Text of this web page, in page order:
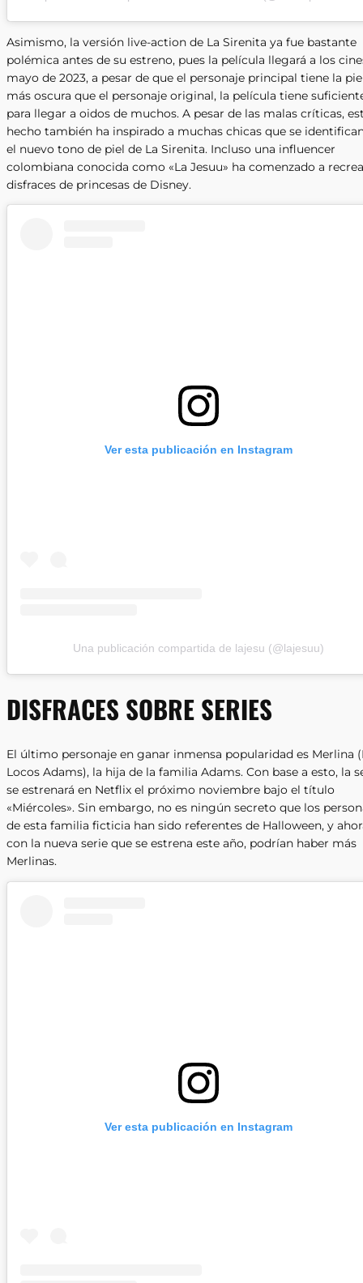
Asimismo, la versión live-action de La Sirenita ya fue bastante
polémica antes de su estreno, pues la película llegará a los
mayo de 2023, a pesar de que el personaje principal tiene la
más oscura que el personaje original, la película tiene
para llegar a oidos de muchos. A pesar de las malas críticas,
hecho también ha inspirado a muchas chicas que se
el nuevo tono de piel de La Sirenita. Incluso una influencer
colombiana conocida como «La Jesuu» ha comenzado a
disfraces de princesas de Disney.
Ver esta publicación en Instagram
Una publicación compartida de lajesu (@lajesuu)
DISFRACES SOBRE SERIES
El último personaje en ganar inmensa popularidad es Merlina
Locos Adams), la hija de la familia Adams. Con base a esto, la
se estrenará en Netflix el próximo noviembre bajo el título
«Miércoles». Sin embargo, no es ningún secreto que los
de esta familia ficticia han sido referentes de Halloween, y
con la nueva serie que se estrena este año, podrían haber más
Merlinas.
Ver esta publicación en Instagram